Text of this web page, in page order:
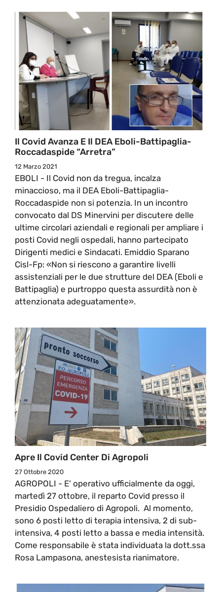
Il Covid Avanza E Il DEA Eboli-Battipaglia-
Roccadaspide “arretra”
12 Marzo 2021
EBOLI - Il Covid non da tregua, incalza
minaccioso, ma il DEA Eboli-Battipaglia-
Roccadaspide non si potenzia. In un incontro
convocato dal DS Minervini per discutere delle
ultime circolari aziendali e regionali per ampliare i
posti Covid negli ospedali, hanno partecipato
Dirigenti medici e Sindacati. Emiddio Sparano
Cisl-Fp: «Non si riescono a garantire livelli
assistenziali per le due strutture del DEA (Eboli e
Battipaglia) e purtroppo questa assurdità non è
attenzionata adeguatamente».
Apre Il Covid Center Di Agropoli
27 Ottobre 2020
AGROPOLI - E’ operativo ufficialmente da oggi,
martedì 27 ottobre, il reparto Covid presso il
Presidio Ospedaliero di Agropoli. Al momento,
sono 6 posti letto di terapia intensiva, 2 di sub-
intensiva, 4 posti letto a bassa e media intensità.
Come responsabile è stata individuata la dott.ssa
Rosa Lampasona, anestesista rianimatore.